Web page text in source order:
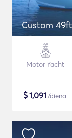
Custom 49ft
Motor Yacht
$1,091 /diena